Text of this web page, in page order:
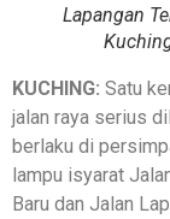
Lapangan
KUCHING: Satu
jalan raya serius
berlaku di
lampu isyarat
Baru dan Jalan